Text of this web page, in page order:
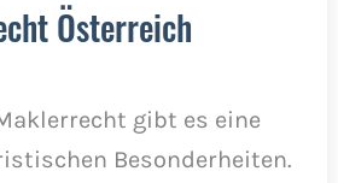
Österreich
gibt es eine
Besonderheiten.